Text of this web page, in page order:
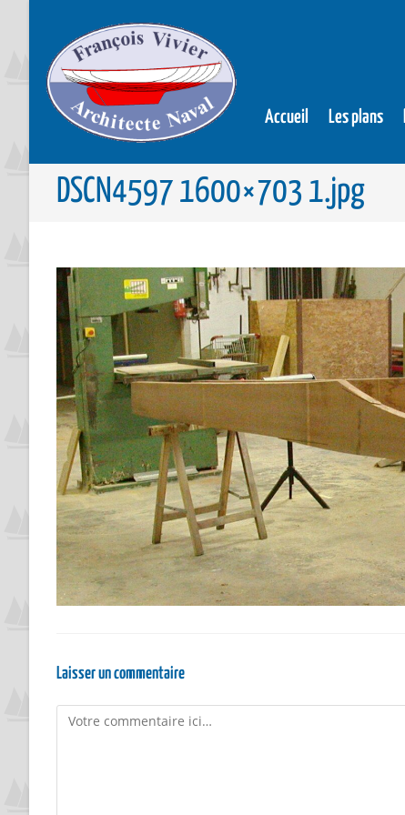
Accueil Les plans
DSCN4597 1600×703 1.jpg
Laisser un commentaire